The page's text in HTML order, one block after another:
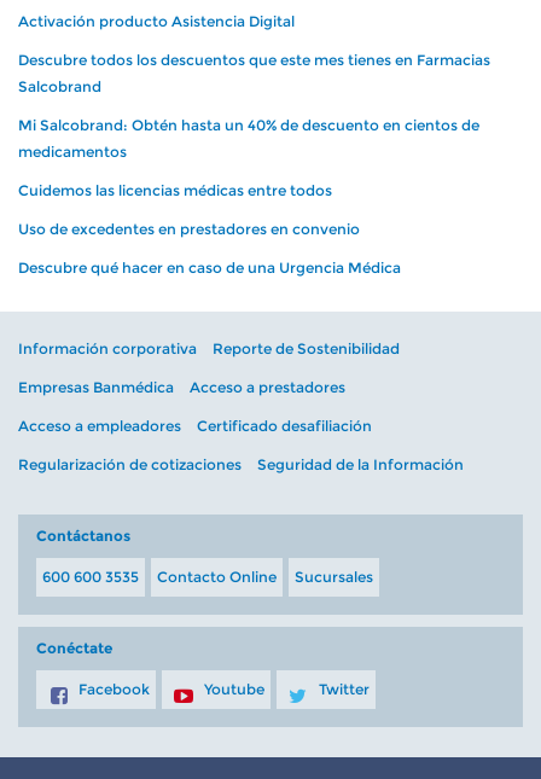
Activación producto Asistencia Digital
Descubre todos los descuentos que este mes tienes en Farmacias
Salcobrand
Mi Salcobrand: Obtén hasta un 40% de descuento en cientos de
medicamentos
Cuidemos las licencias médicas entre todos
Uso de excedentes en prestadores en convenio
Descubre qué hacer en caso de una Urgencia Médica
Información corporativa Reporte de Sostenibilidad
Empresas Banmédica Acceso a prestadores
Acceso a empleadores Certificado desafiliación
Regularización de cotizaciones Seguridad de la Información
Contáctanos
600 600 3535 Contacto Online Sucursales
Conéctate
Facebook Youtube Twitter